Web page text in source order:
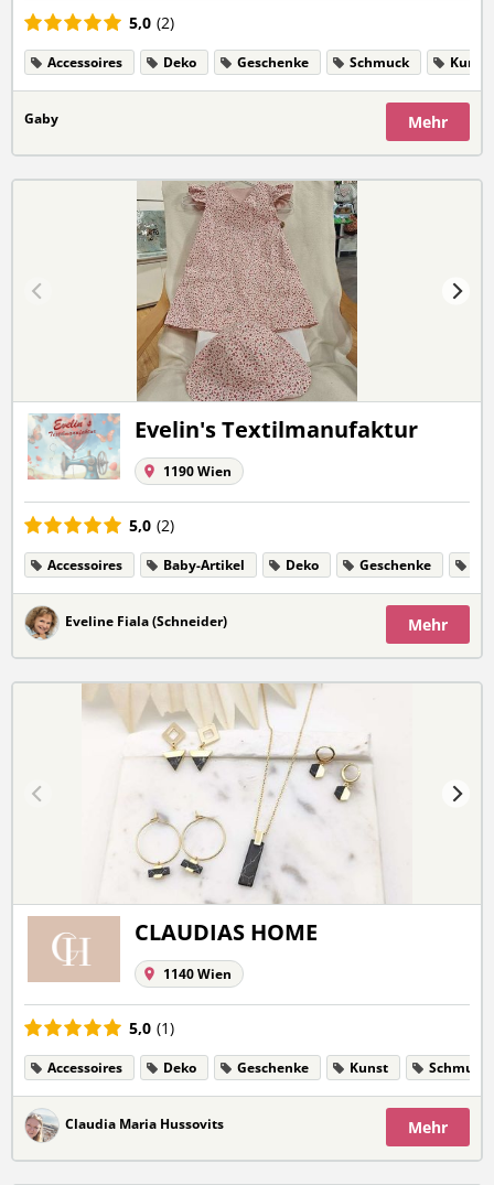
5,0 (2)
Accessoires Deko Geschenke Schmuck Kunst
Gaby Mehr
Evelin's Textilmanufaktur
1190 Wien
5,0 (2)
Accessoires Baby-Artikel Deko Geschenke
Eveline Fiala (Schneider) Mehr
CLAUDIAS HOME
1140 Wien
5,0 (1)
Accessoires Deko Geschenke Kunst Schmuck
Claudia Maria Hussovits Mehr